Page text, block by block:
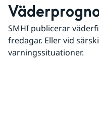
SMHI publicerar
fredagar. Eller vid
varningssituationer.